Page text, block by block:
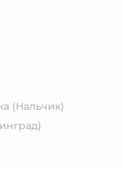
(Нальчик)